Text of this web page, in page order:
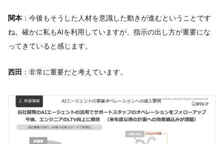
関本 ：今後もそうした人材を意識した動きが進むということです
ね。確かに私もAIを利用していますが、指示の出し方が重要にな
ってきていると感じます。
西田 ：非常に重要だと考えています。